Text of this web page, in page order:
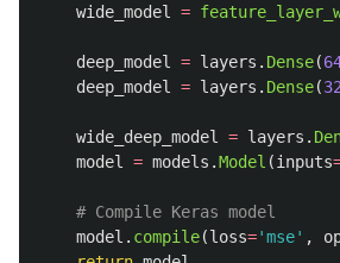
wide_model =
deep_model = layers . Dense(
deep_model
= layers . Dense(32
wide_deep_model = layers .
model
= models .Model (inputs
model . compile(loss='mse' ,